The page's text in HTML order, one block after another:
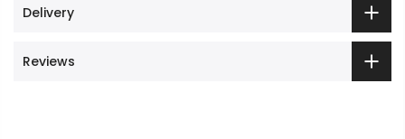
Delivery
Reviews